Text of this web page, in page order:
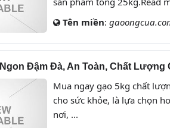
Tên miền:
Đậm Đà, An Toàn, Chất Lượng
Mua ngay gạo 5kg chất
cho sức khỏe, là lựa chọn
nơi, ...